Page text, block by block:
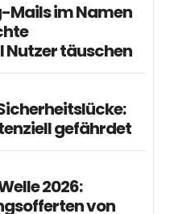
Mails im Namen
Nutzer täuschen
gefährdet
2026:
von